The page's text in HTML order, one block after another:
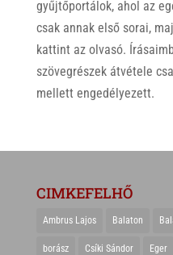
gyűjtőportálok, ahol az
csak annak első sorai,
kattint az olvasó.
szövegrészek átvétele
mellett engedélyezett.
CIMKEFELHŐ
Ambrus Lajos Balaton
borász Csíki Sándor Eger